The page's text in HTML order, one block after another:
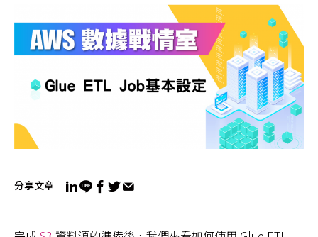
分享文章